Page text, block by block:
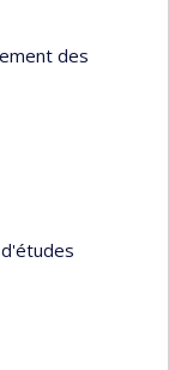
des